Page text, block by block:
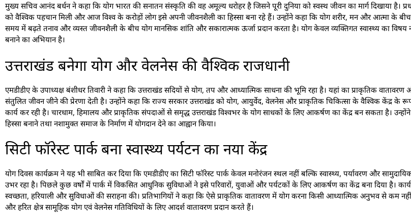
मुख्य सचिव आनंद बर्धन ने कहा कि योग भारत की सनातन संस्कृति की वह अमूल्य धरोहर है जिसने पूरी दुनिया को स्वस्थ जीवन का मार्ग दिखाया है।
को वैश्विक पहचान मिली और आज विश्व के करोड़ों लोग इसे अपनी जीवनशैली का हिस्सा बना रहे हैं। उन्होंने कहा कि योग शरीर, मन और आत्मा के
समय में बढ़ते तनाव और व्यस्त जीवनशैली के बीच योग मानसिक शांति और सकारात्मक ऊर्जा प्रदान करता है। योग केवल व्यक्तिगत स्वास्थ्य का विषय
बनाने का अभियान है।
उत्तराखंड बनेगा योग और वेलनेस की वैश्विक राजधानी
एमडीडीए के उपाध्यक्ष बंशीधर तिवारी ने कहा कि उत्तराखंड सदियों से योग, तप और आध्यात्मिक साधना की भूमि रहा है। यहां का प्राकृतिक
संतुलित जीवन जीने की प्रेरणा देती है। उन्होंने कहा कि राज्य सरकार उत्तराखंड को योग, आयुर्वेद, वेलनेस और प्राकृतिक चिकित्सा के वैश्विक केंद्र के
कार्य कर रही है। चारधाम, हिमालय और प्राकृतिक संपदाओं से समृद्ध उत्तराखंड विश्वभर के योग साधकों के लिए आकर्षण का केंद्र बन सकता है।
हिस्सा बनाने तथा नशामुक्त समाज के निर्माण में योगदान देने का आह्वान किया।
सिटी फॉरेस्ट पार्क बना स्वास्थ्य पर्यटन का नया केंद्र
योग दिवस कार्यक्रम ने यह भी साबित कर दिया कि एमडीडीए का सिटी फॉरेस्ट पार्क केवल मनोरंजन स्थल नहीं बल्कि स्वास्थ्य, पर्यावरण और
उभर रहा है। पिछले कुछ वर्षों में पार्क में विकसित आधुनिक सुविधाओं ने इसे परिवारों, युवाओं और पर्यटकों के लिए आकर्षण का केंद्र बना दिया है।
स्वच्छता, हरियाली और सुविधाओं की सराहना की। प्रतिभागियों ने कहा कि ऐसे प्राकृतिक वातावरण में योग करना किसी आध्यात्मिक अनुभव से कम
और हरित क्षेत्र सामूहिक योग एवं वेलनेस गतिविधियों के लिए आदर्श वातावरण प्रदान करते हैं।